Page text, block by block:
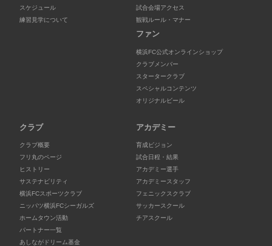
スケジュール
練習見学について
試合会場アクセス
観戦ルール・マナー
ファン
横浜FC公式オンラインショップ
クラブメンバー
スタータークラブ
スペシャルコンテンツ
オリジナルビール
クラブ
クラブ概要
フリ丸のページ
ヒストリー
サステナビリティ
横浜FCスポーツクラブ
ニッパツ横浜FCシーガルズ
ホームタウン活動
パートナー一覧
あしながドリーム基金
アカデミー
育成ビジョン
試合日程・結果
アカデミー選手
アカデミースタッフ
フェニックスクラブ
サッカースクール
チアスクール